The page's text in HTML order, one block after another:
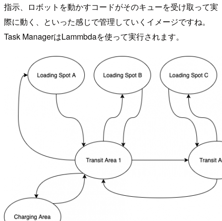
指示、ロボットを動かすコードがそのキューを受け取って実
際に動く、といった感じで管理していくイメージですね。
Task ManagerはLammbdaを使って実行されます。